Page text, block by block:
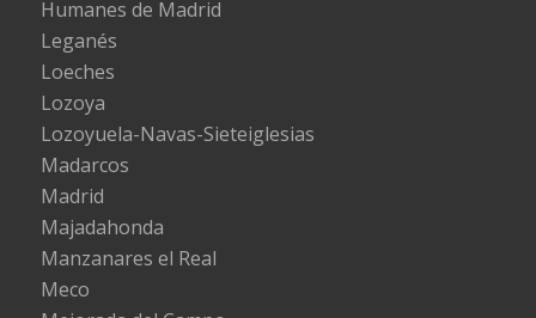
Humanes de Madrid
Leganés
Loeches
Lozoya
Lozoyuela-Navas-Sieteiglesias
Madarcos
Madrid
Majadahonda
Manzanares el Real
Meco